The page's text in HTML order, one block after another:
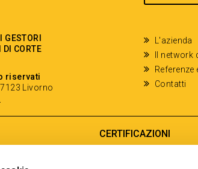
DI CORTE
riservati
Livorno
L'azienda
Il network
Contatti
CERTIFICAZIONI